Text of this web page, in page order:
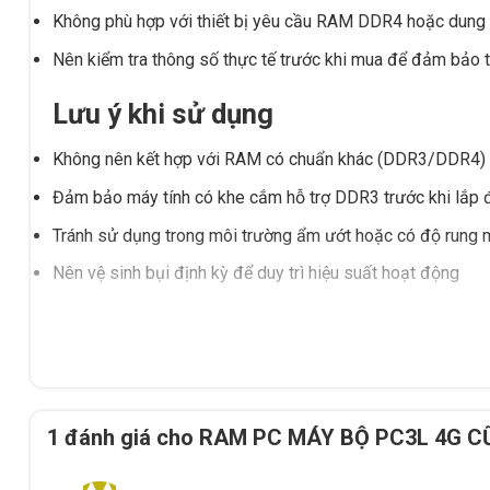
Không phù hợp với thiết bị yêu cầu RAM DDR4 hoặc
Nên kiểm tra thông số thực tế trước khi mua để đảm bảo
Lưu ý khi sử dụng
Không nên kết hợp với RAM có chuẩn khác (DDR3/
Đảm bảo máy tính có khe cắm hỗ trợ DDR3 trước khi lắp
Tránh sử dụng trong môi trường ẩm ướt hoặc có độ rung
Nên vệ sinh bụi định kỳ để duy trì hiệu suất hoạt động
vấn chọn đúng sản phẩm, và giao hàng/tư vấn tại Buôn
1 đánh giá cho RAM PC MÁY BỘ PC3L 4G